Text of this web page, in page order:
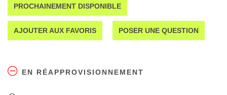
PROCHAINEMENT DISPONIBLE
AJOUTER AUX FAVORIS POSER UNE QUESTION
EN RÉAPPROVISIONNEMENT